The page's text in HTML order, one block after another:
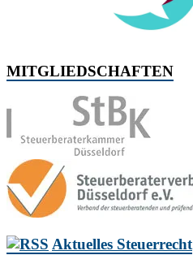
MITGLIEDSCHAFTEN
Aktuelles Steuerrecht